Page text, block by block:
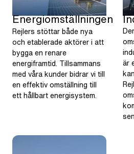
Energiomställningen
Rejlers stöttar både nya
och etablerade aktörer i att
bygga en renare
energiframtid. Tillsammans
med våra kunder bidrar vi till
en effektiv omställning till
ett hållbart energisystem.
är